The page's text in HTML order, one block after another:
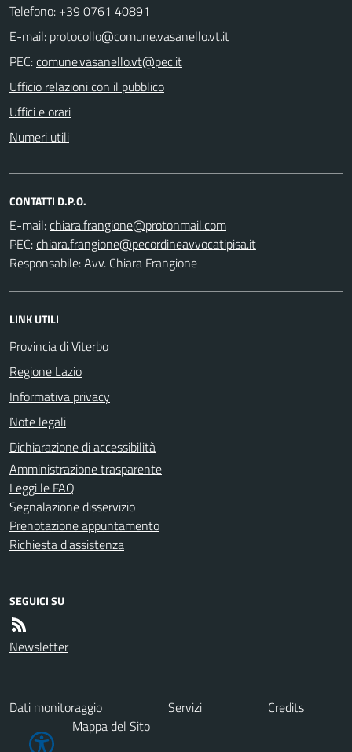
Telefono: +39 0761 40891
E-mail:
PEC:
Ufficio relazioni con il pubblico
Uffici e orari
Numeri utili
CONTATTI D.P.O.
E-mail:
PEC:
Responsabile: Avv. Chiara Frangione
LINK UTILI
Provincia di Viterbo
Regione Lazio
Informativa privacy
Note legali
Dichiarazione di accessibilità
Amministrazione trasparente
Leggi le FAQ
Segnalazione disservizio
Prenotazione appuntamento
Richiesta d'assistenza
SEGUICI SU
Newsletter
Dati monitoraggio Servizi
Credits
Mappa del Sito